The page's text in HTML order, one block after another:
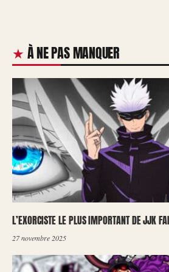
À NE PAS MANQUER
L’EXORCISTE LE PLUS IMPORTANT DE JJK
27 novembre 2025